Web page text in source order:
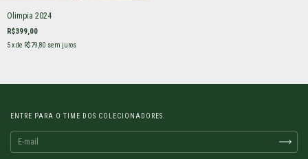
Olimpia 2024
R$399,00
5x de R$79,80 sem juros
ENTRE PARA O TIME DOS COLECIONADORES.